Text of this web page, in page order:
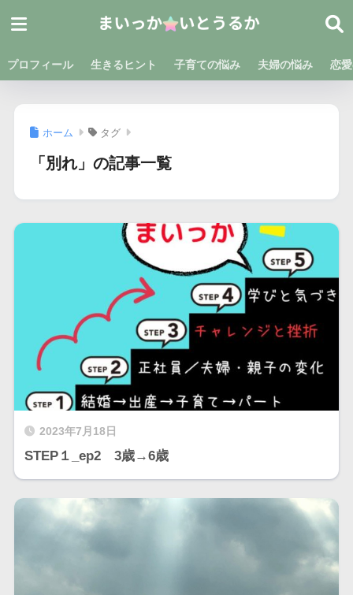
プロフィール 生きるヒント 子育ての悩み 夫婦の悩み 恋
ホーム タグ
「別れ」の記事一覧
2023年7月18日
STEP１_ep2 3歳→6歳